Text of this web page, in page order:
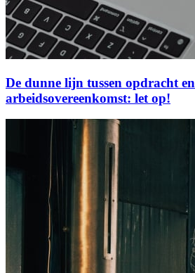
De dunne lijn tussen opdracht en
arbeidsovereenkomst: let op!